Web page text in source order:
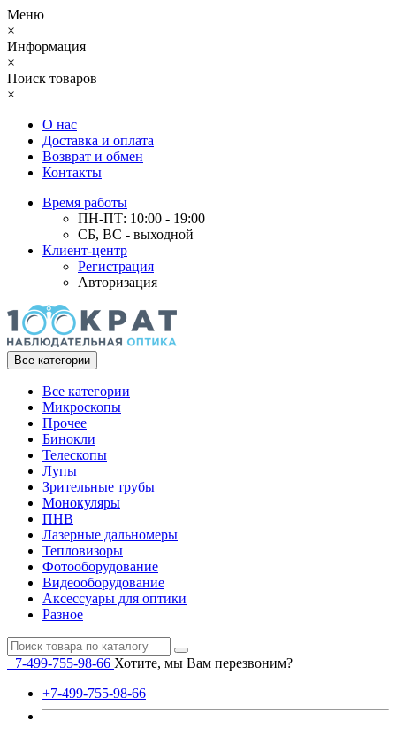
Меню
×
Информация
×
Поиск товаров
×
О нас
Доставка и оплата
Возврат и обмен
Контакты
Время работы
ПН-ПТ: 10:00 - 19:00
СБ, ВС - выходной
Клиент-центр
Регистрация
Авторизация
Все категории
Все категории
Микроскопы
Прочее
Бинокли
Телескопы
Лупы
Зрительные трубы
Монокуляры
ПНВ
Лазерные дальномеры
Тепловизоры
Фотооборудование
Видеооборудование
Аксессуары для оптики
Разное
+7-499-755-98-66 Хотите, мы Вам перезвоним?
+7-499-755-98-66